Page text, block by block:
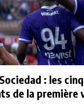
: les cinq
de la première